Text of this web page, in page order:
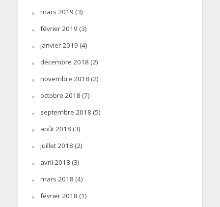
mars 2019 (3)
février 2019 (3)
janvier 2019 (4)
décembre 2018 (2)
novembre 2018 (2)
octobre 2018 (7)
septembre 2018 (5)
août 2018 (3)
juillet 2018 (2)
avril 2018 (3)
mars 2018 (4)
février 2018 (1)